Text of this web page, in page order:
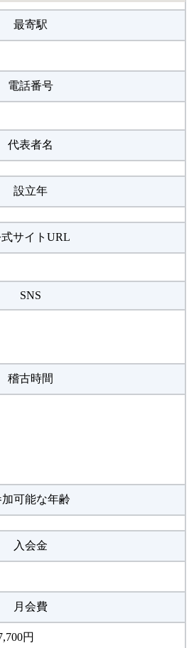
最寄駅
電話番号
代表者名
設立年
サイトURL
SNS
稽古時間
加可能な年齢
入会金
月会費
円